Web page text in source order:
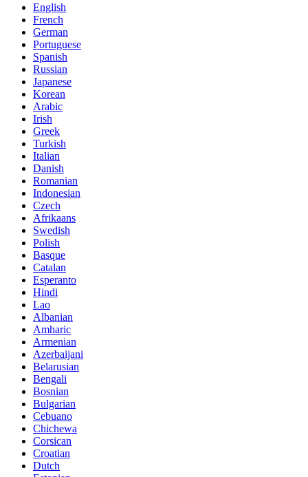
English
French
German
Portuguese
Spanish
Russian
Japanese
Korean
Arabic
Irish
Greek
Turkish
Italian
Danish
Romanian
Indonesian
Czech
Afrikaans
Swedish
Polish
Basque
Catalan
Esperanto
Hindi
Lao
Albanian
Amharic
Armenian
Azerbaijani
Belarusian
Bengali
Bosnian
Bulgarian
Cebuano
Chichewa
Corsican
Croatian
Dutch